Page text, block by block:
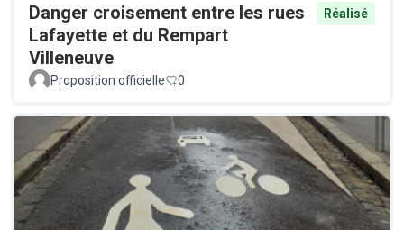
Danger croisement entre les rues
Lafayette et du Rempart
Villeneuve
Réalisé
Proposition officielle 0